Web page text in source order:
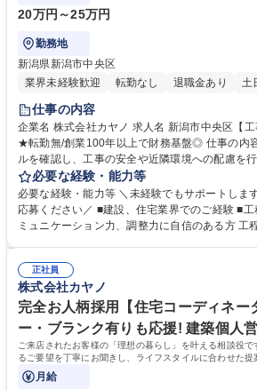
20万円～25万円
勤務地
新潟県新潟市中央区
業界未経験歓迎
転勤なし 退職金あり 土
仕事の内容
企業名 株式会社カヤノ 求人名 新潟市中央区【工事の管理】第二新卒歓迎
★転勤無/創業100年以上で財務基盤◎ 仕事の内容 図面や工程スケジュー
ルを確認し、工事の安全や近隣環境への配慮を
協力し、工事の進捗を確認・調整しながら、完
す。工事に関連する発注や見積作成等も行います。 【具体的には】◆
状況確認・材料拾い出し◆工程表作成・現場施
積、請求書チェック 等 日中は現場進捗確認を行
の後、先輩と同行しながら徐々に仕事を覚えて
格取得も支援しています。 募集職種 新潟市中央区【工事の管理】第二新
卒歓迎★転勤無/創業100年以上で財務基盤◎
必要な経験・能力等
必要な経験・能力等 ＼未経験でもサポートしま
応募ください／ ■建設、住宅業界でのご経験 ■
ミュニケーション力、調整力に自信のある方 工程・品質・安全・原価の四
丁寧なモノづくりを目指していますので、ただ
お客様が求める『上質な暮らし』という最終的
努めていただける方を歓迎します。 学歴・資格 学歴：大学院 大学 高専 短
大 専修学校 高校 語学力： 資格：2級建築施工管
運転免許普通自動車
正社員
株式会社カヤノ
完全お人柄採用【住宅コーディネー
ー・ブランク有りも応援! 建築個人
ご来店されたお客様の「理想の暮らし」を叶える相談役
るご要望を丁寧にお聞きし、ライフスタイルに合わせた提
なく、100％反響営業です。
月給